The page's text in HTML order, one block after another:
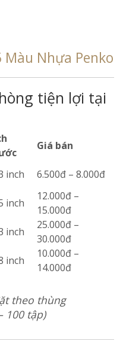
Màu Nhựa Penko
tiện lợi tại
Giá bán
inch 6.500đ – 8.000đ
inch
12.000đ –
15.000đ
inch
25.000đ –
30.000đ
inch
10.000đ –
14.000đ
theo thùng
100 tập)